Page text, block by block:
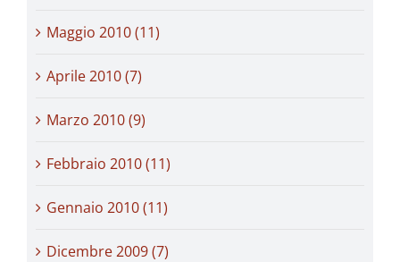
Maggio 2010 (11)
Aprile 2010 (7)
Marzo 2010 (9)
Febbraio 2010 (11)
Gennaio 2010 (11)
Dicembre 2009 (7)